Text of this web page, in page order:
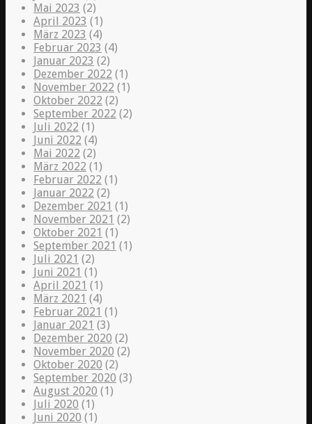
Mai 2023 (2)
April 2023 (1)
März 2023 (4)
Februar 2023 (4)
Januar 2023 (2)
Dezember 2022 (1)
November 2022 (1)
Oktober 2022 (2)
September 2022 (2)
Juli 2022 (1)
Juni 2022 (4)
Mai 2022 (2)
März 2022 (1)
Februar 2022 (1)
Januar 2022 (2)
Dezember 2021 (1)
November 2021 (2)
Oktober 2021 (1)
September 2021 (1)
Juli 2021 (2)
Juni 2021 (1)
April 2021 (1)
März 2021 (4)
Februar 2021 (1)
Januar 2021 (3)
Dezember 2020 (2)
November 2020 (2)
Oktober 2020 (2)
September 2020 (3)
August 2020 (1)
Juli 2020 (1)
Juni 2020 (1)